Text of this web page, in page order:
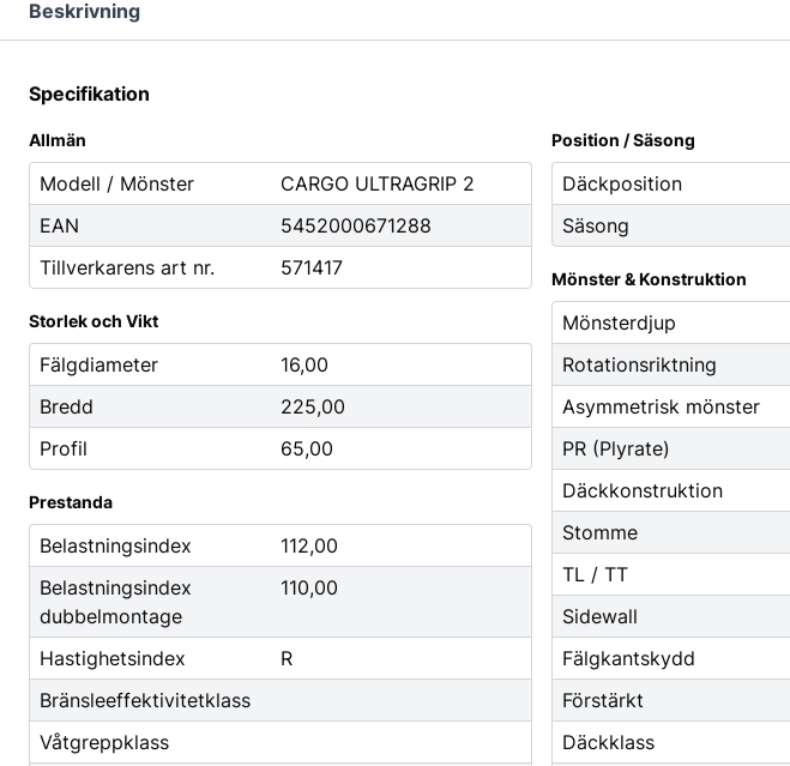
Nipplar
Städ, Hygien & Kontor
Avfallshantering
Hygien
Papper
Pennor
Däcketiketter
Tejp
Batterier
Fordonsbatterier
Småbatterier
Startbooster
Godis & Dryck
Beskrivning
Specifikation
Allmän
Modell / Mönster
CARGO ULTRAGRIP 2
EAN
5452000671288
Tillverkarens art nr.
571417
Storlek och Vikt
Fälgdiameter
16,00
Bredd
225,00
Profil
65,00
Prestanda
Belastningsindex
112,00
Belastningsindex
dubbelmontage
110,00
Hastighetsindex
R
Bränsleeffektivitetklass
Våtgreppklass
Position / Säsong
Däckposition
Säsong
Mönster & Konstruktion
Mönsterdjup
Rotationsriktning
Asymmetrisk mönster
PR (Plyrate)
Däckkonstruktion
Stomme
TL / TT
Sidewall
Fälgkantskydd
Förstärkt
Däckklass